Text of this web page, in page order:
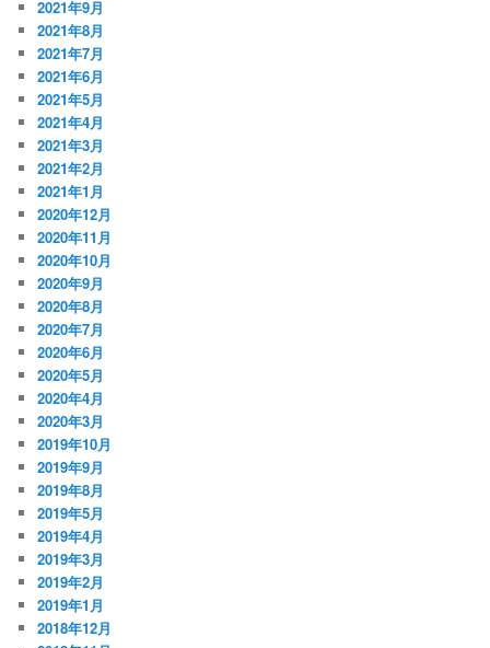
2021年9月
2021年8月
2021年7月
2021年6月
2021年5月
2021年4月
2021年3月
2021年2月
2021年1月
2020年12月
2020年11月
2020年10月
2020年9月
2020年8月
2020年7月
2020年6月
2020年5月
2020年4月
2020年3月
2019年10月
2019年9月
2019年8月
2019年5月
2019年4月
2019年3月
2019年2月
2019年1月
2018年12月